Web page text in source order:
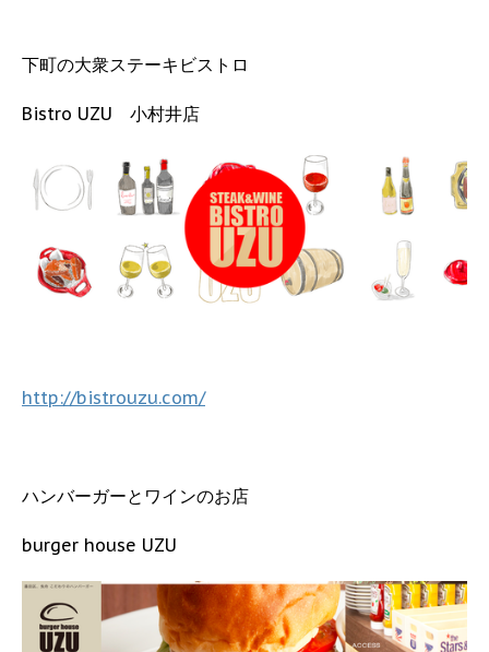
下町の大衆ステーキビストロ
Bistro UZU 小村井店
http://bistrouzu.com/
ハンバーガーとワインのお店
burger house UZU